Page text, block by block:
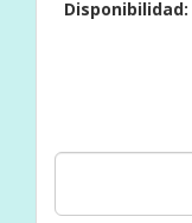
Disponibilidad: